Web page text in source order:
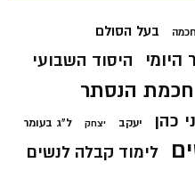
בעל הסולם
היומי היסוד השבועי
חכמת הנסתר
כהן יעקב יצחק ל"ג בעומר
לימוד קבלה לנשים